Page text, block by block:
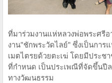
ที่มาร่วมงานแห่หลวงพ่อพระศรีอ
งาน"ชักพระวัดไลย์" ซึ่งเป็นการ
เมตไตรยด้วยตะเฆ่ โดยมีประช
ที่กำหนด เป็นประเพณีที่จัดขึ้นปี
ทางวัฒนธรรม